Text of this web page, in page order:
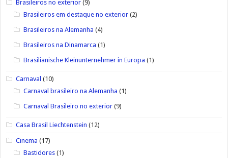
Brasileiros no exterior (9)
Brasileiros em destaque no exterior (2)
Brasileiros na Alemanha (4)
Brasileiros na Dinamarca (1)
Brasilianische Kleinunternehmer in Europa (1)
Carnaval (10)
Carnaval brasileiro na Alemanha (1)
Carnaval Brasileiro no exterior (9)
Casa Brasil Liechtenstein (12)
Cinema (17)
Bastidores (1)